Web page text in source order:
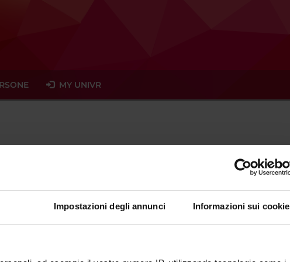
Impostazioni degli annunci Informazioni sui cookie
MY UNIVR
Professore a contratto
- -